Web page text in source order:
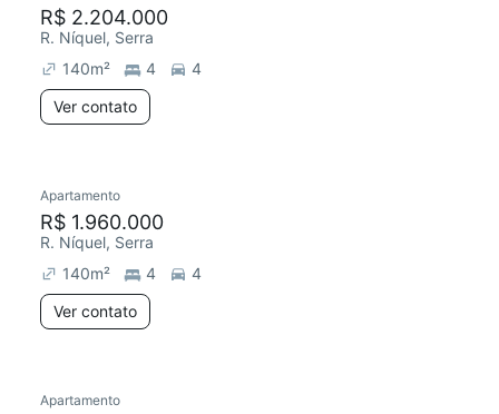
R$ 2.204.000
R. Níquel, Serra
140m² 4
4
Ver contato
Apartamento
R$ 1.960.000
R. Níquel, Serra
140m² 4
4
Ver contato
Apartamento